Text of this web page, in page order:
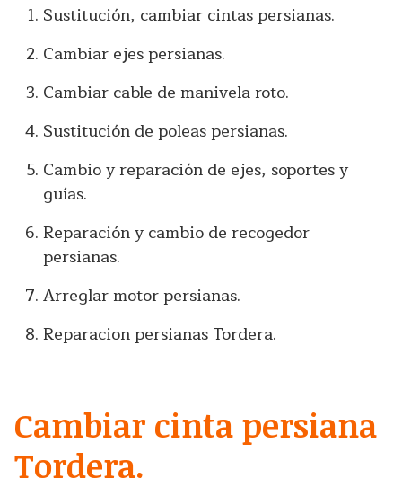
Sustitución, cambiar cintas persianas.
Cambiar ejes persianas.
Cambiar cable de manivela roto.
Sustitución de poleas persianas.
Cambio y reparación de ejes, soportes y
guías.
Reparación y cambio de recogedor
persianas.
Arreglar motor persianas.
Reparacion persianas Tordera.
Cambiar cinta persiana
Tordera.